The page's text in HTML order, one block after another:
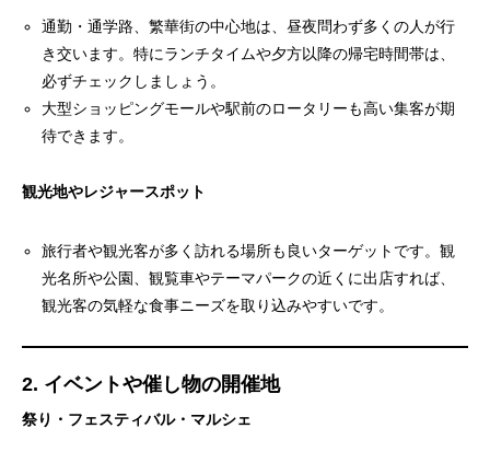
通勤・通学路、繁華街の中心地は、昼夜問わず多くの人が行
き交います。特にランチタイムや夕方以降の帰宅時間帯は、
必ずチェックしましょう。
大型ショッピングモールや駅前のロータリーも高い集客が期
待できます。
観光地やレジャースポット
旅行者や観光客が多く訪れる場所も良いターゲットです。観
光名所や公園、観覧車やテーマパークの近くに出店すれば、
観光客の気軽な食事ニーズを取り込みやすいです。
2. イベントや催し物の開催地
祭り・フェスティバル・マルシェ